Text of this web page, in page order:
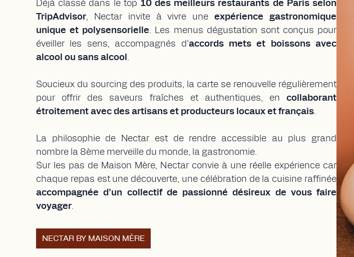
Déjà classé dans le top10 des meilleurs restaurants de Paris selon
TripAdvisor, Nectar invite à vivre uneexpérience gastronomique
unique et polysensorielle. Les menus dégustation sont conçus pour
éveiller les sens, accompagnés d’
Soucieux du sourcing des produits, la carte se renouvelle régulièrement
pour offrir des saveurs fraîches et authentiques, encollaborant
La philosophie de Nectar est de rendre accessible au plus grand
nombre la 8ème merveille du monde, la gastronomie.
Sur les pas de Maison Mère, Nectar convie à une réelle expérience car
chaque repas est une découverte, une célébration de la cuisine raffinée
accompagnée d’un collectif de passionné désireux de vous faire
NECTAR BY MAISON MÈRE